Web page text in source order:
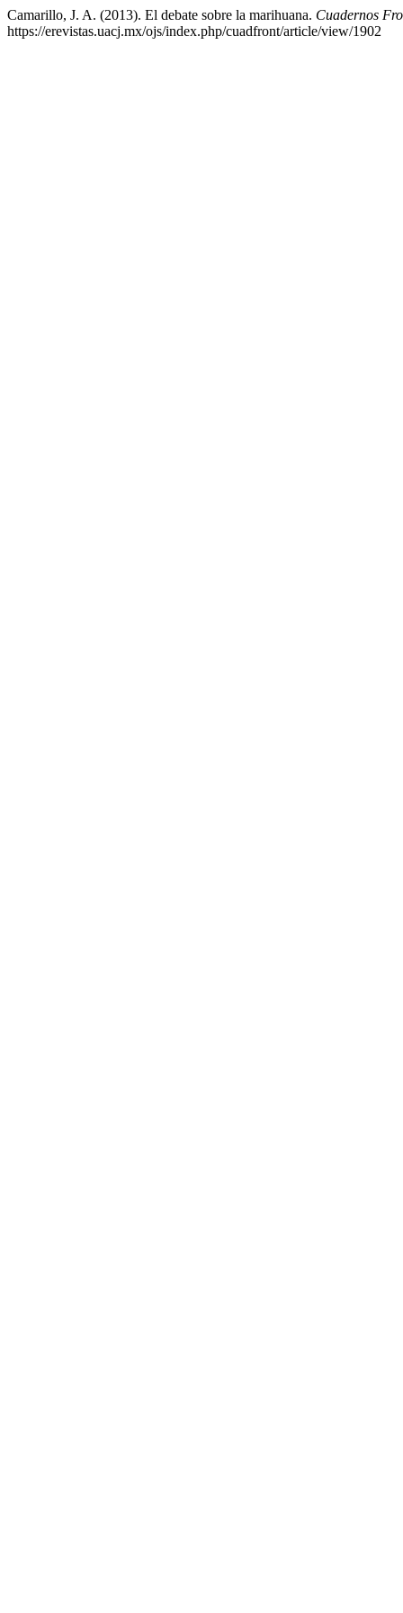
Camarillo, J. A. (2013). El debate sobre la marihuana. Cuadernos
https://erevistas.uacj.mx/ojs/index.php/cuadfront/article/view/1902